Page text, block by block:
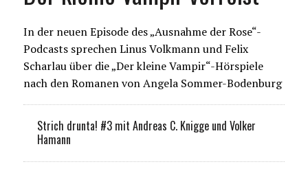
In der neuen Episode des „Ausnahme der Rose“-
Podcasts sprechen Linus Volkmann und Felix
Scharlau über die „Der kleine Vampir“-Hörspiele
nach den Romanen von Angela Sommer-Bodenburg
Strich drunta! #3 mit Andreas C. Knigge und Volker
Hamann